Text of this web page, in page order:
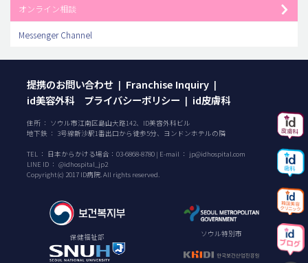
オンライン相談
Messenger Channel
提携のお問い合わせ | Franchise Inquiry |
id美容外科 プライバシーポリシー | id皮膚科
住所 ： ソウル市江南区島山大路142、ID美容外科ビル
地下鉄 ： 3号線新沙駅1番出口から徒歩5分、ヨンドンホテルの隣
TEL ： 日本からかける場合： 03-6868-8780 | E-mail ： jp@idhospital.com
LINE ID ： @idhospital_jp2
Copyright(c) 2017 ID病院. All rights reserved.
保健福祉部 ソウル特別市